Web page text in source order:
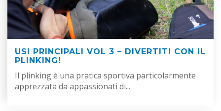
USI PRINCIPALI VOL 3 – DIVERTITI CON IL
PLINKING!
Il plinking è una pratica sportiva particolarmente
apprezzata da appassionati di...